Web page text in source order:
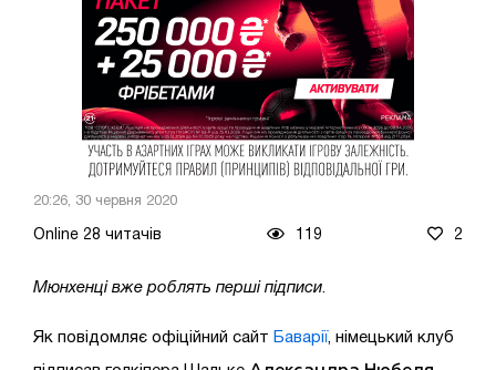
20:26, 30 червня 2020
Online 28 читачів 119 2
Мюнхенці вже роблять перші підписи
Як повідомляє офіційний сайт Баварії , німецький клуб